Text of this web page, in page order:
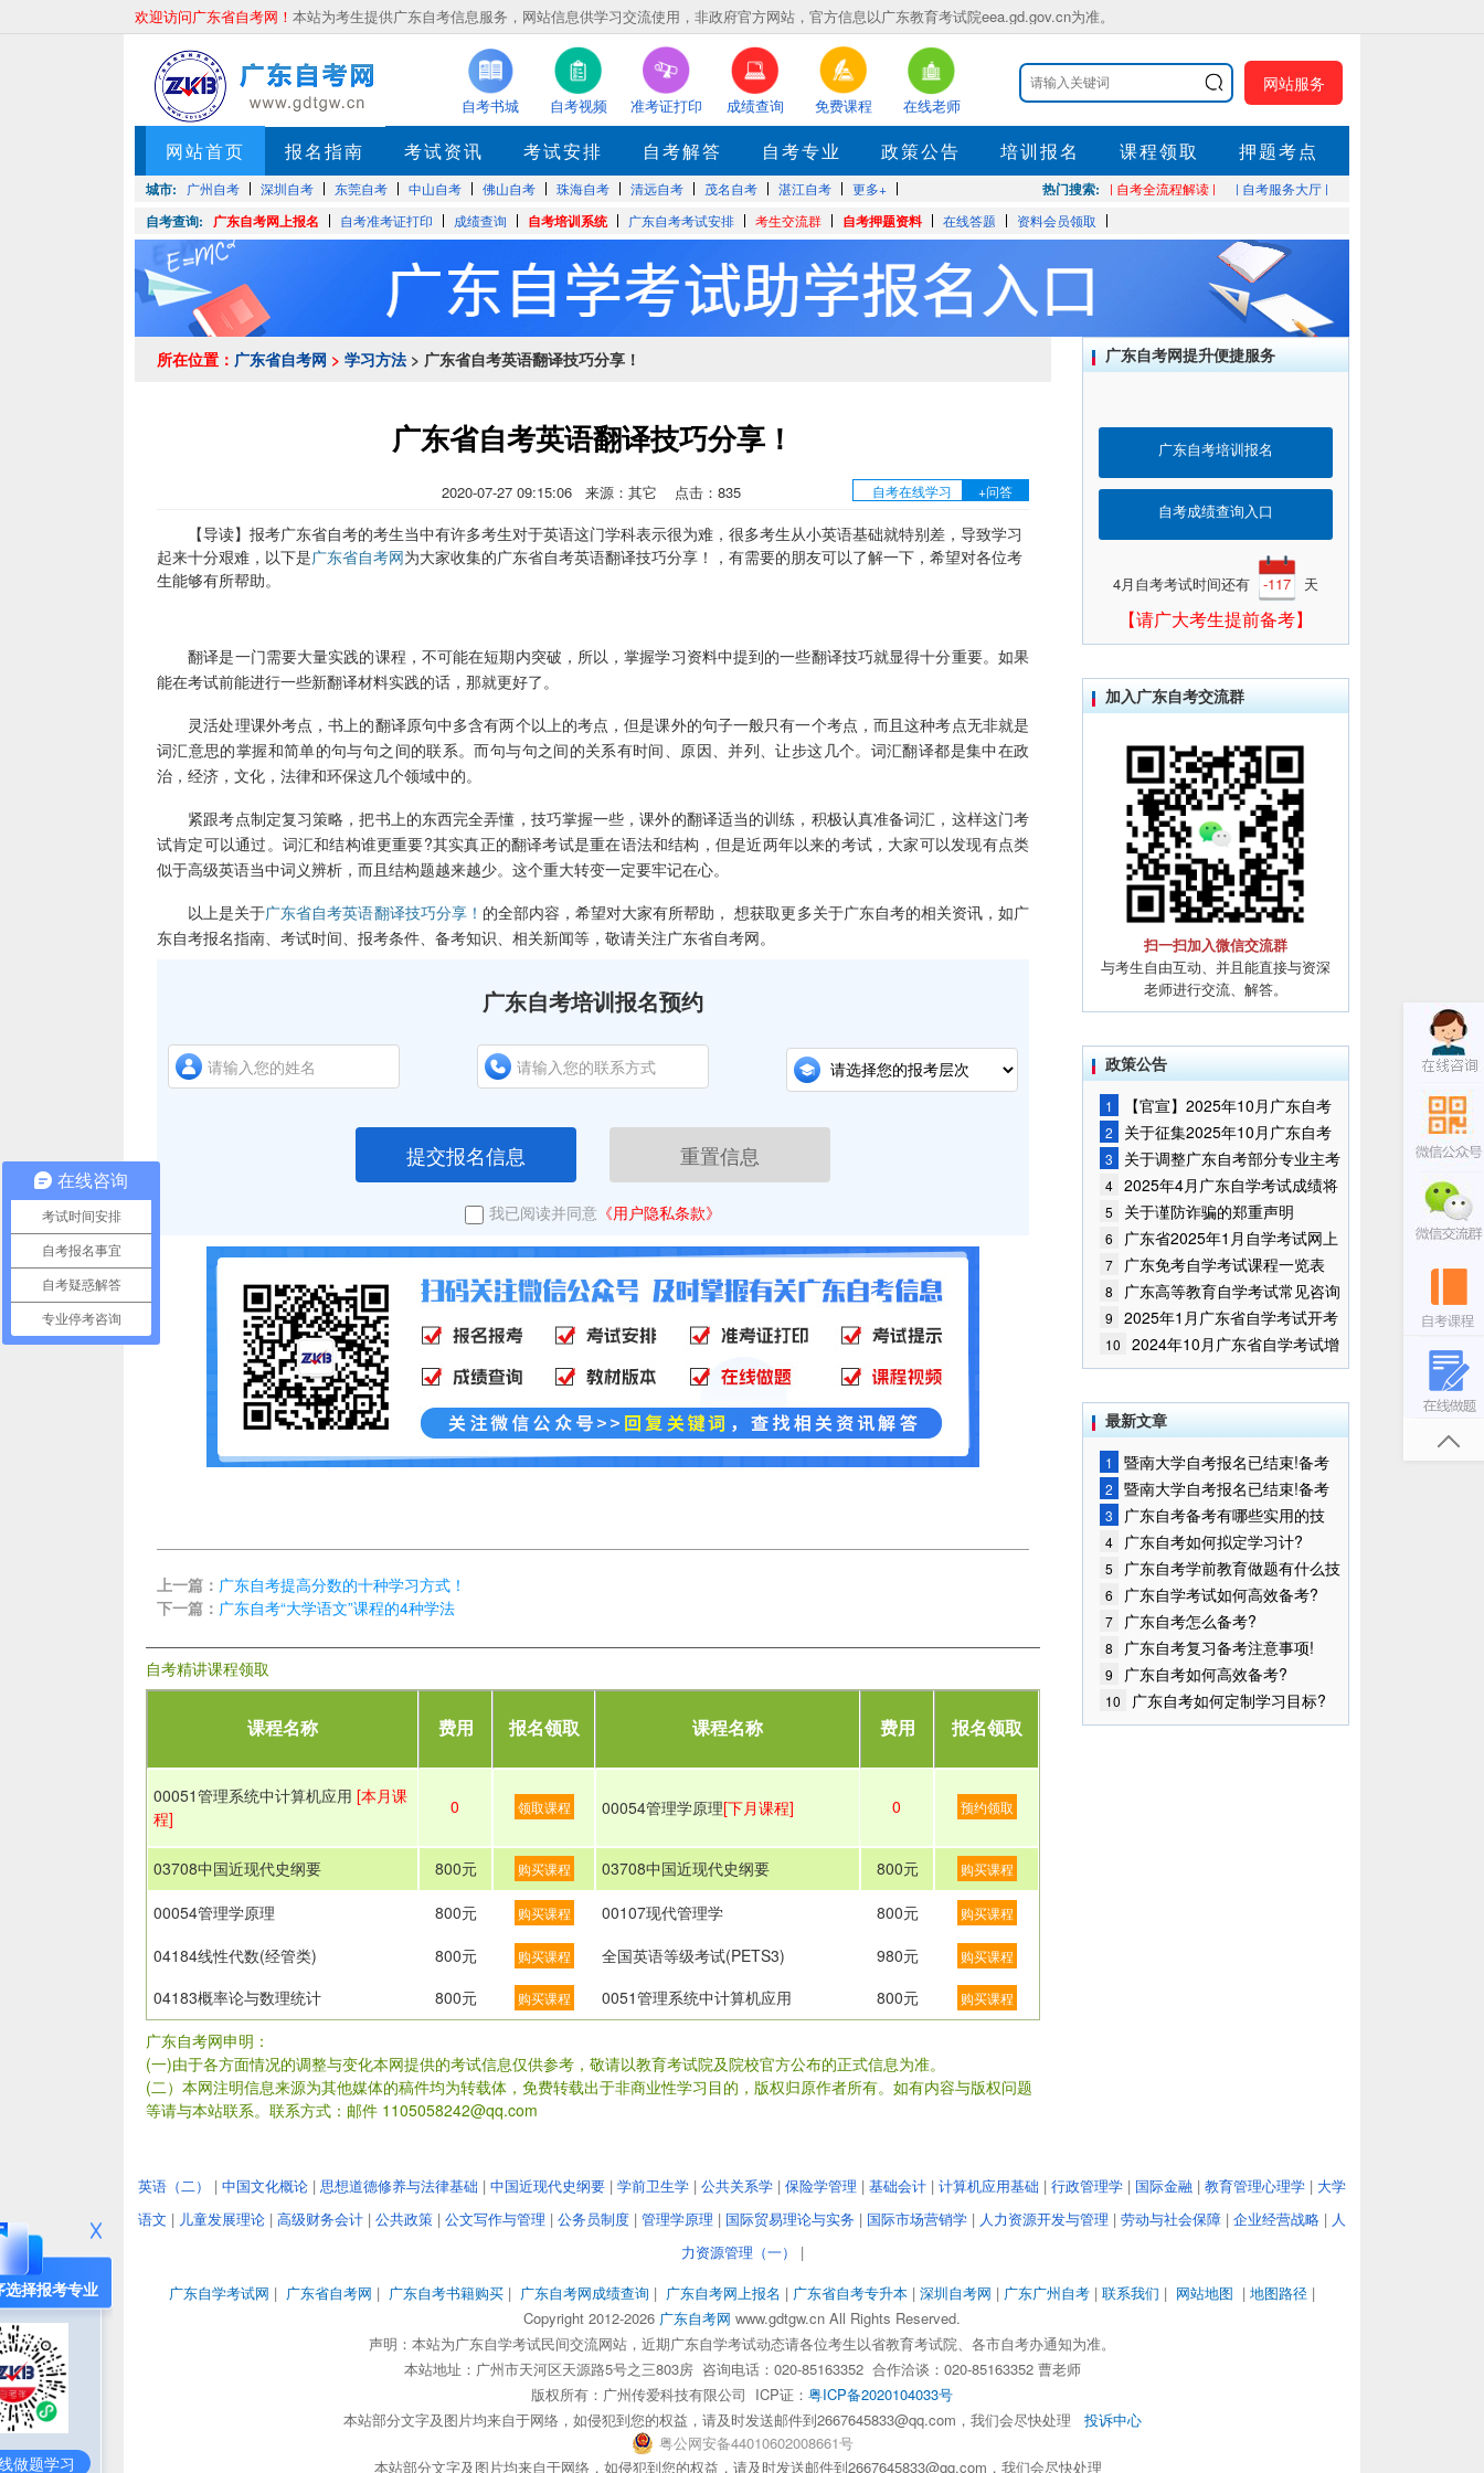
欢迎访问广东省自考网！ 本站为考生提供广东自考信息服务，网站信息供学习交流使用，非政府官方网站，官方信息以广东教育考试院eea.gd.gov.cn为准。
自考书城 自考视频 准考证打印 成绩查询 免费课程 在线老师
网站服务
网站首页 报名指南 考试资讯 考试安排 自考解答 自考专业 政策公告 培训报名 课程领取 押题考点
城市: 广州自考 深圳自考 东莞自考 中山自考 佛山自考 珠海自考 清远自考 茂名自考 湛江自考 更多+ 热门搜索: | 自考全流程解读 | | 自考服务大厅 |
自考查询: 广东自考网上报名 自考准考证打印 成绩查询 自考培训系统 广东自考考试安排 考生交流群 自考押题资料 在线答题 资料会员领取
所在位置： 广东省自考网 > 学习方法 > 广东省自考英语翻译技巧分享！
广东省自考英语翻译技巧分享！
2020-07-27 09:15:06 来源：其它 点击： 835 自考在线学习 +问答
【导读】报考广东省自考的考生当中有许多考生对于英语这门学科表示很为难，很多考生从小英语基础就特别差，导致学习
起来十分艰难，以下是广东省自考网为大家收集的广东省自考英语翻译技巧分享！，有需要的朋友可以了解一下，希望对各位考
生能够有所帮助。
翻译是一门需要大量实践的课程，不可能在短期内突破，所以，掌握学习资料中提到的一些翻译技巧就显得十分重要。如果
能在考试前能进行一些新翻译材料实践的话，那就更好了。
灵活处理课外考点，书上的翻译原句中多含有两个以上的考点，但是课外的句子一般只有一个考点，而且这种考点无非就是
词汇意思的掌握和简单的句与句之间的联系。而句与句之间的关系有时间、原因、并列、让步这几个。词汇翻译都是集中在政
治，经济，文化，法律和环保这几个领域中的。
紧跟考点制定复习策略，把书上的东西完全弄懂，技巧掌握一些，课外的翻译适当的训练，积极认真准备词汇，这样这门考
试肯定可以通过。词汇和结构谁更重要?其实真正的翻译考试是重在语法和结构，但是近两年以来的考试，大家可以发现有点类
似于高级英语当中词义辨析，而且结构题越来越少。这个重大转变一定要牢记在心。
以上是关于广东省自考英语翻译技巧分享！ 的全部内容，希望对大家有所帮助， 想获取更多关于广东自考的相关资讯，如广
东自考报名指南、考试时间、报考条件、备考知识、相关新闻等，敬请关注广东省自考网。
广东自考培训报名预约
提交报名信息 重置信息
我已阅读并同意 《用户隐私条款》
上一篇： 广东自考提高分数的十种学习方式！
下一篇： 广东自考“大学语文”课程的4种学法
自考精讲课程领取
课程名称 费用 报名领取 课程名称 费用 报名领取
00051管理系统中计算机应用 [本月课
程]
0 领取课程 00054管理学原理[下月课程] 0 预约领取
03708中国近现代史纲要 800元 购买课程 03708中国近现代史纲要 800元 购买课程
00054管理学原理 800元 购买课程 00107现代管理学 800元 购买课程
04184线性代数(经管类) 800元 购买课程 全国英语等级考试(PETS3) 980元 购买课程
04183概率论与数理统计 800元 购买课程 0051管理系统中计算机应用 800元 购买课程
广东自考网申明：
(一)由于各方面情况的调整与变化本网提供的考试信息仅供参考，敬请以教育考试院及院校官方公布的正式信息为准。
(二）本网注明信息来源为其他媒体的稿件均为转载体，免费转载出于非商业性学习目的，版权归原作者所有。如有内容与版权问题
等请与本站联系。联系方式：邮件 1105058242@qq.com
广东自考网提升便捷服务
广东自考培训报名
自考成绩查询入口
4月自考考试时间还有 -117 天
【请广大考生提前备考】
加入广东自考交流群
扫一扫加入微信交流群
与考生自由互动、并且能直接与资深
老师进行交流、解答。
政策公告
1
【官宣】2025年10月广东自考
报名时间通知
2
关于征集2025年10月广东自考
增加开考停考专业部分课程意向的
通告
3
关于调整广东自考部分专业主考
学校的通知
4 2025年4月广东自学考试成绩将
于5月9日公布
5 关于谨防诈骗的郑重声明
6
广东省2025年1月自学考试网上
报名报考须知
7 广东免考自学考试课程一览表
8
广东高等教育自学考试常见咨询
问题
9
2025年1月广东省自学考试开考
课程考试时间安排和使用教材的通
知
10
2024年10月广东省自学考试增
加一门开考课程的通告
最新文章
1
暨南大学自考报名已结束!备考
开始!
2
暨南大学自考报名已结束!备考
开始!
3
广东自考备考有哪些实用的技
巧?
4 广东自考如何拟定学习计?
5
广东自考学前教育做题有什么技
巧?
6 广东自学考试如何高效备考?
7 广东自考怎么备考?
8 广东自考复习备考注意事项!
9 广东自考如何高效备考?
10 广东自考如何定制学习目标?
选择报考专业
做题学习
英语（二） | 中国文化概论 | 思想道德修养与法律基础 | 中国近现代史纲要 | 学前卫生学 | 公共关系学 | 保险学管理 | 基础会计 | 计算机应用基础 | 行政管理学 | 国际金融 | 教育管理心理学 | 大学
语文 | 儿童发展理论 | 高级财务会计 | 公共政策 | 公文写作与管理 | 公务员制度 | 管理学原理 | 国际贸易理论与实务 | 国际市场营销学 | 人力资源开发与管理 | 劳动与社会保障 | 企业经营战略 | 人
力资源管理（一）
|
广东自学考试网 | 广东省自考网 | 广东自考书籍购买 | 广东自考网成绩查询 | 广东自考网上报名 | 广东省自考专升本 | 深圳自考网 | 广东广州自考 | 联系我们 | 网站地图 | 地图路径 |
Copyright 2012-2026 广东自考网 www.gdtgw.cn All Rights Reserved.
声明：本站为广东自学考试民间交流网站，近期广东自学考试动态请各位考生以省教育考试院、各市自考办通知为准。
本站地址：广州市天河区天源路5号之三803房 咨询电话：020-85163352 合作洽谈：020-85163352 曹老师
版权所有： 广州传爱科技有限公司 ICP证： 粤ICP备2020104033号
本站部分文字及图片均来自于网络，如侵犯到您的权益，请及时发送邮件到2667645833@qq.com，我们会尽快处理 投诉中心
粤公网安备44010602008661号
本站部分文字及图片均来自于网络，如侵犯到您的权益，请及时发送邮件到2667645833@qq.com，我们会尽快处理
在线咨询
考试时间安排
自考报名事宜
自考疑惑解答
专业停考咨询